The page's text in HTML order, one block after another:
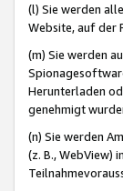
(l) Sie werden
Website, auf der
(m) Sie werden
Herunterladen
genehmigt
(n) Sie werden
(z. B., WebView)